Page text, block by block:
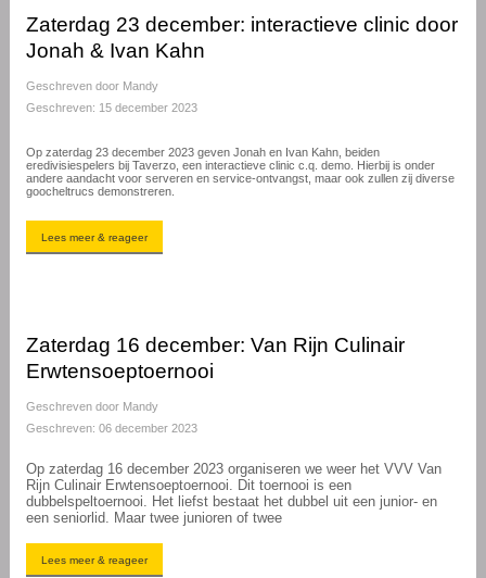
Zaterdag 23 december: interactieve clinic door
Jonah & Ivan Kahn
Geschreven door Mandy
Geschreven: 15 december 2023
Op zaterdag 23 december 2023 geven Jonah en Ivan Kahn, beiden
eredivisiespelers bij Taverzo, een interactieve clinic c.q. demo. Hierbij is onder
andere aandacht voor serveren en service-ontvangst, maar ook zullen zij diverse
goocheltrucs demonstreren.
Lees meer & reageer
Zaterdag 16 december: Van Rijn Culinair
Erwtensoeptoernooi
Geschreven door Mandy
Geschreven: 06 december 2023
Op zaterdag 16 december 2023 organiseren we weer het VVV Van
Rijn Culinair Erwtensoeptoernooi. Dit toernooi is een
dubbelspeltoernooi. Het liefst bestaat het dubbel uit een junior- en
een seniorlid. Maar twee junioren of twee
Lees meer & reageer